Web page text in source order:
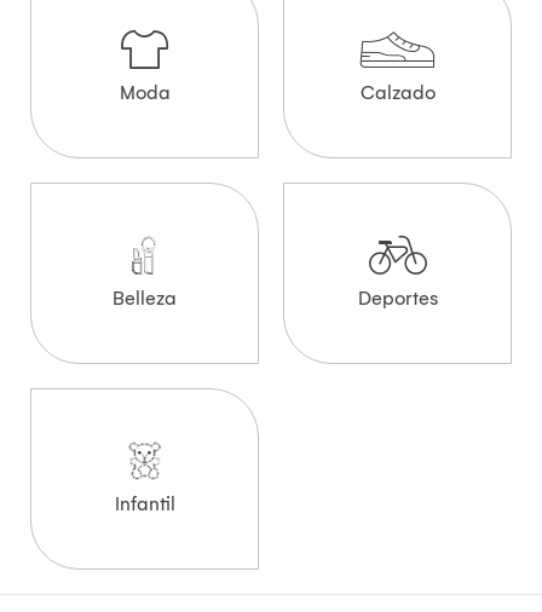
Moda Calzado
Belleza Deportes
Infantil